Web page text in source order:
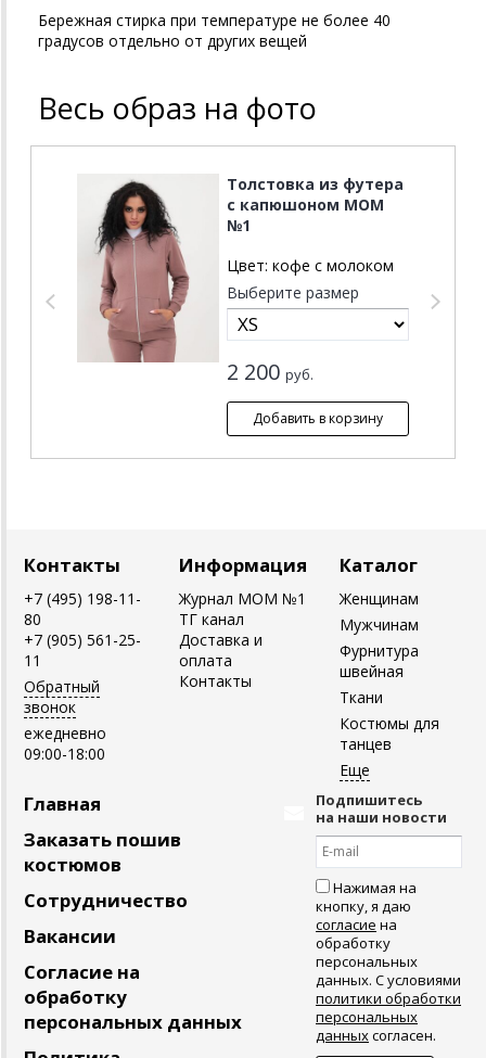
Бережная стирка при температуре не более 40
градусов отдельно от других вещей
Весь образ на фото
Толстовка из футера
с капюшоном MOM
№1
Цвет: кофе с молоком
Выберите размер
2 200 руб.
Контакты
+7 (495) 198-11-
80
+7 (905) 561-25-
11
Обратный
звонок
ежедневно
09:00-18:00
Информация
Журнал MOM №1
ТГ канал
Доставка и
оплата
Контакты
Каталог
Женщинам
Мужчинам
Фурнитура
швейная
Ткани
Костюмы для
танцев
Главная
Заказать пошив
костюмов
Сотрудничество
Вакансии
Согласие на
обработку
персональных данных
Подпишитесь
на наши новости
Нажимая на
кнопку, я даю
согласие на
обработку
персональных
данных. С условиями
политики обработки
персональных
данныхсогласен.